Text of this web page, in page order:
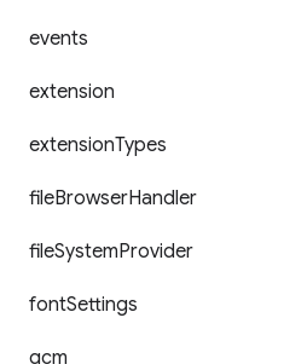
events
extension
extensionTypes
fileBrowserHandler
fileSystemProvider
fontSettings
gcm